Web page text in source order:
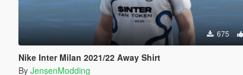
675
Nike Inter Milan 2021/22 Away Shirt
By JensenModding